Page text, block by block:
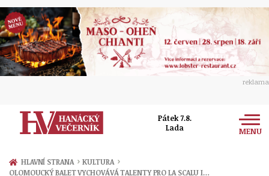
reklama
Pátek 7.8.
Lada
MENU
Zprávy
HLAVNÍ STRANA › KULTURA ›
OLOMOUCKÝ BALET VYCHOVÁVÁ TALENTY PRO LA SCALU I…